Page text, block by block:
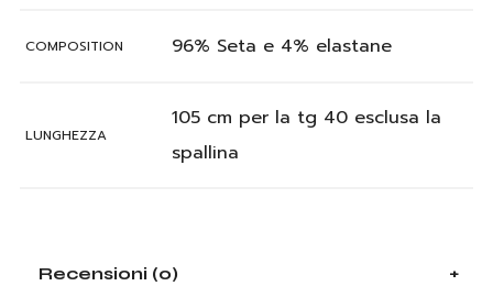
COMPOSITION 96% Seta e 4% elastane
LUNGHEZZA
105 cm per la tg 40 esclusa la
spallina
Recensioni (0)